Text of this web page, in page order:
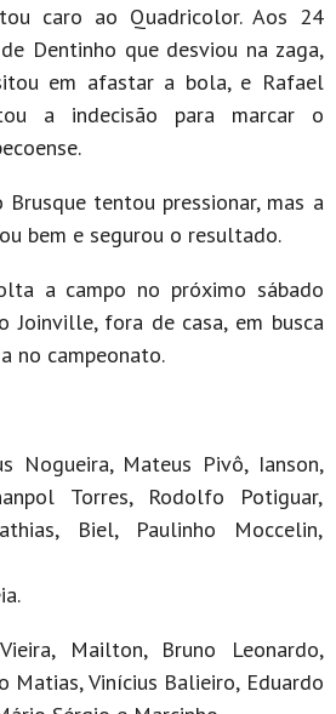
caro ao Quadricolor. Aos 24
Dentinho que desviou na zaga,
em afastar a bola, e Rafael
a indecisão para marcar o
tentou pressionar, mas a
bem e segurou o resultado.
a campo no próximo sábado
Joinville, fora de casa, em busca
no campeonato.
Nogueira, Mateus Pivô, Ianson,
Torres, Rodolfo Potiguar,
Biel, Paulinho Moccelin,
Mailton, Bruno Leonardo,
Matias, Vinícius Balieiro, Eduardo